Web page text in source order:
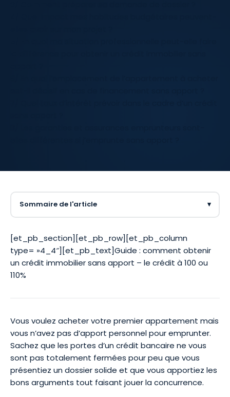
Sommaire de l'article ▾
[et_pb_section][et_pb_row][et_pb_column
type= »4_4″][et_pb_text]Guide : comment obtenir
un crédit immobilier sans apport – le crédit à 100 ou
110%
Vous voulez acheter votre premier appartement mais
vous n’avez pas d’apport personnel pour emprunter.
Sachez que les portes d’un crédit bancaire ne vous
sont pas totalement fermées pour peu que vous
présentiez un dossier solide et que vous apportiez les
bons arguments tout faisant jouer la concurrence.